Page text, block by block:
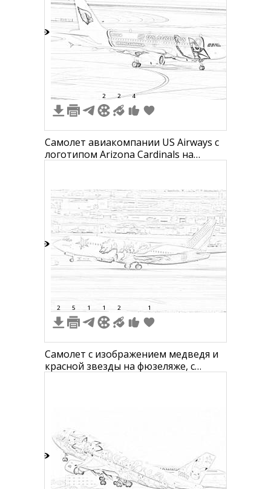
2 2 4
Самолет авиакомпании US Airways с
логотипом Arizona Cardinals на
2 5 1 1 2 1
Самолет с изображением медведя и
красной звезды на фюзеляже, с